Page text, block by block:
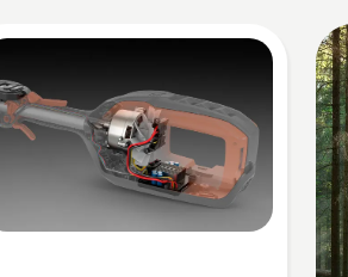
produktsjef for elektriske og
verktøy hos Husqvarna.